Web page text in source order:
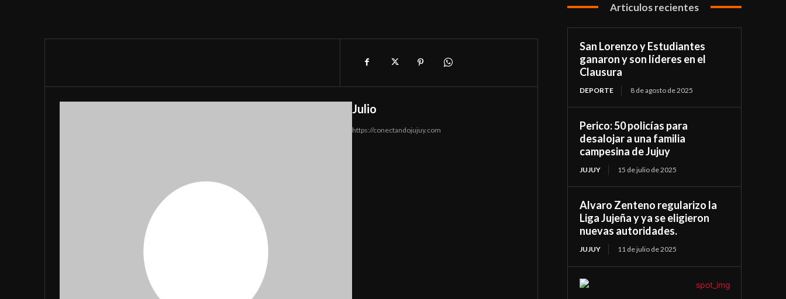
Julio
https://conectandojujuy.com
Articulos recientes
San Lorenzo y Estudiantes
ganaron y son líderes en el
Clausura
DEPORTE 8 de agosto de 2025
Perico: 50 policías para
desalojar a una familia
campesina de Jujuy
JUJUY 15 de julio de 2025
Alvaro Zenteno regularizo la
Liga Jujeña y ya se eligieron
nuevas autoridades.
JUJUY 11 de julio de 2025